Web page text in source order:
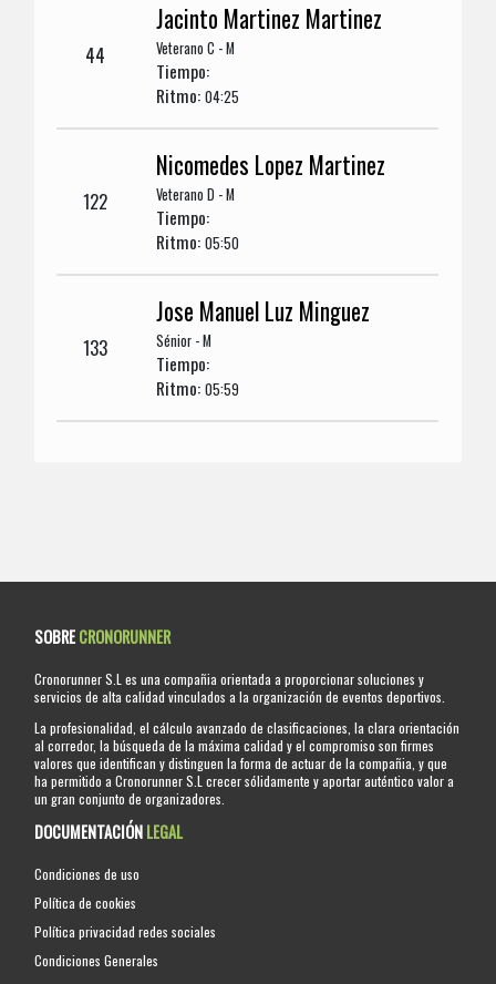
44
Jacinto Martinez Martinez
Veterano C - M
Tiempo:
Ritmo:04:25
122
Nicomedes Lopez Martinez
Veterano D - M
Tiempo:
Ritmo:05:50
133
Jose Manuel Luz Minguez
Sénior - M
Tiempo:
Ritmo:05:59
SOBRECRONORUNNER
Cronorunner S.L es una compañia orientada a proporcionar soluciones y
servicios de alta calidad vinculados a la organización de eventos deportivos.
La profesionalidad, el cálculo avanzado de clasificaciones, la clara orientación
al corredor, la búsqueda de la máxima calidad y el compromiso son firmes
valores que identifican y distinguen la forma de actuar de la compañia, y que
ha permitido a Cronorunner S.L crecer sólidamente y aportar auténtico valor a
un gran conjunto de organizadores.
DOCUMENTACIÓNLEGAL
Condiciones de uso
Política de cookies
Política privacidad redes sociales
Condiciones Generales